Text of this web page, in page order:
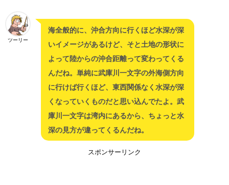
ツーリー
海全般的に、沖合方向に行くほど水深が深
いイメージがあるけど、そと土地の形状に
よって陸からの沖合距離って変わってくる
んだね。単純に武庫川一文字の外海側方向
に行けば行くほど、東西関係なく水深が深
くなっていくものだと思い込んでたよ。武
庫川一文字は湾内にあるから、ちょっと水
深の見方が違ってくるんだね。
スポンサーリンク